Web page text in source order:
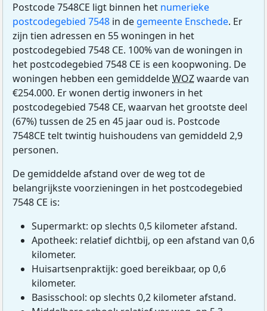
Postcode 7548CE ligt binnen het numerieke
postcodegebied 7548 in de gemeente Enschede. Er
zijn tien adressen en 55 woningen in het
postcodegebied 7548 CE. 100% van de woningen in
het postcodegebied 7548 CE is een koopwoning. De
woningen hebben een gemiddeldeWOZwaarde van
€254.000. Er wonen dertig inwoners in het
postcodegebied 7548 CE, waarvan het grootste deel
(67%) tussen de 25 en 45 jaar oud is. Postcode
7548CE telt twintig huishoudens van gemiddeld 2,9
personen.
De gemiddelde afstand over de weg tot de
belangrijkste voorzieningen in het postcodegebied
7548 CE is:
Supermarkt: op slechts 0,5 kilometer afstand.
Apotheek: relatief dichtbij, op een afstand van 0,6
kilometer.
Huisartsenpraktijk: goed bereikbaar, op 0,6
kilometer.
Basisschool: op slechts 0,2 kilometer afstand.